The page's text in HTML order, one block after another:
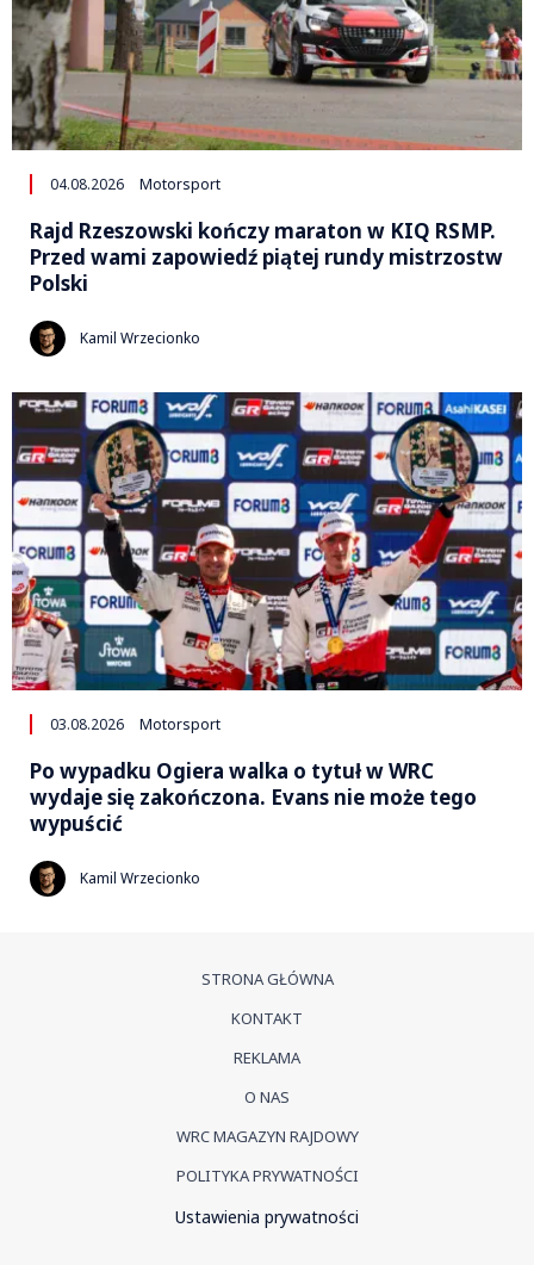
04.08.2026 Motorsport
Rajd Rzeszowski kończy maraton w KIQ RSMP.
Przed wami zapowiedź piątej rundy mistrzostw
Polski
Kamil Wrzecionko
03.08.2026 Motorsport
Po wypadku Ogiera walka o tytuł w WRC
wydaje się zakończona. Evans nie może tego
wypuścić
Kamil Wrzecionko
STRONA GŁÓWNA
KONTAKT
REKLAMA
O NAS
WRC MAGAZYN RAJDOWY
POLITYKA PRYWATNOŚCI
Ustawienia prywatności